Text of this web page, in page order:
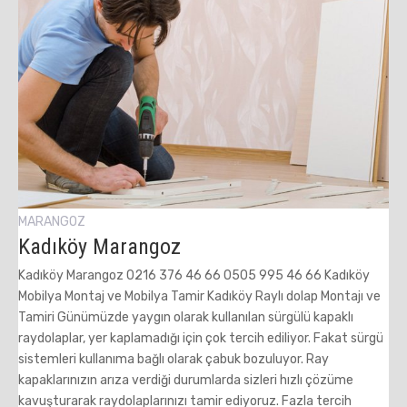
MARANGOZ
Kadıköy Marangoz
Kadıköy Marangoz 0216 376 46 66 0505 995 46 66 Kadıköy
Mobilya Montaj ve Mobilya Tamir Kadıköy Raylı dolap Montajı ve
Tamiri Günümüzde yaygın olarak kullanılan sürgülü kapaklı
raydolaplar, yer kaplamadığı için çok tercih ediliyor. Fakat sürgü
sistemleri kullanıma bağlı olarak çabuk bozuluyor. Ray
kapaklarınızın arıza verdiği durumlarda sizleri hızlı çözüme
kavuşturarak raydolaplarınızı tamir ediyoruz. Fazla tercih